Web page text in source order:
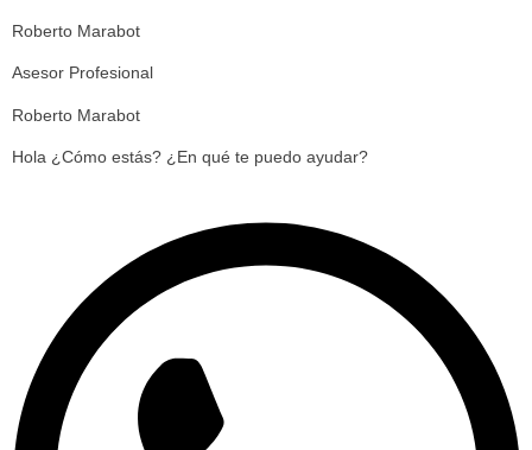
Roberto Marabot
Asesor Profesional
Roberto Marabot
Hola ¿Cómo estás? ¿En qué te puedo ayudar?